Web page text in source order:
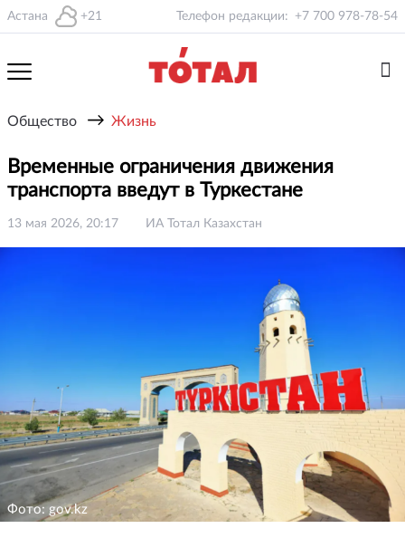
Астана +21 Телефон редакции: +7 700 978-78-54
Общество → Жизнь
Временные ограничения движения
транспорта введут в Туркестане
13 мая 2026, 20:17 ИА Тотал Казахстан
Фото: gov.kz